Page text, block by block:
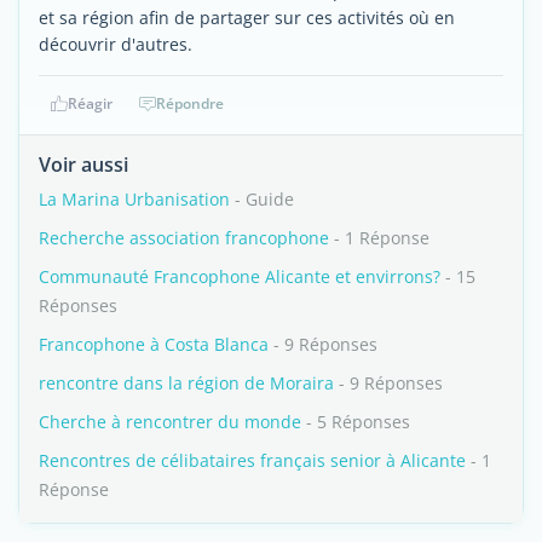
et sa région afin de partager sur ces activités où en
découvrir d'autres.
Réagir Répondre
Voir aussi
La Marina Urbanisation - Guide
Recherche association francophone - 1 Réponse
Communauté Francophone Alicante et envirrons? - 15
Réponses
Francophone à Costa Blanca - 9 Réponses
rencontre dans la région de Moraira - 9 Réponses
Cherche à rencontrer du monde - 5 Réponses
Rencontres de célibataires français senior à Alicante - 1
Réponse